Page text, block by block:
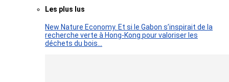
Les plus lus
New Nature Economy. Et si le Gabon s’inspirait de la
recherche verte à Hong-Kong pour valoriser les
déchets du bois…